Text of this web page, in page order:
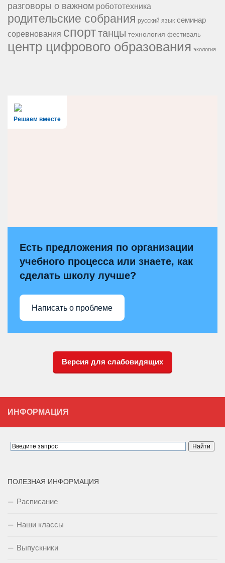
разговоры о важном робототехника
родительские собрания русский язык семинар
соревнования спорттанцы технология фестиваль
центр цифрового образования экология
Решаем вместе
Есть предложения по организации
учебного процесса или знаете, как
сделать школу лучше?
Написать о проблеме
Версия для слабовидящих
ИНФОРМАЦИЯ
ПОЛЕЗНАЯ ИНФОРМАЦИЯ
Расписание
Наши классы
Выпускники